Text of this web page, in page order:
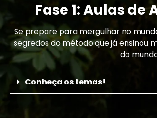
Fase 1: Aulas
Se prepare para mergulhar no
segredos do método que já ensinou
do
Conheça os temas!